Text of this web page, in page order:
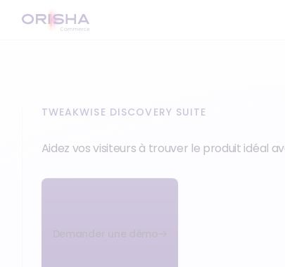
TWEAKWISE DISCOVERY SUITE
Aidez vos visiteurs à trouver le produit idéal
Demander une démo